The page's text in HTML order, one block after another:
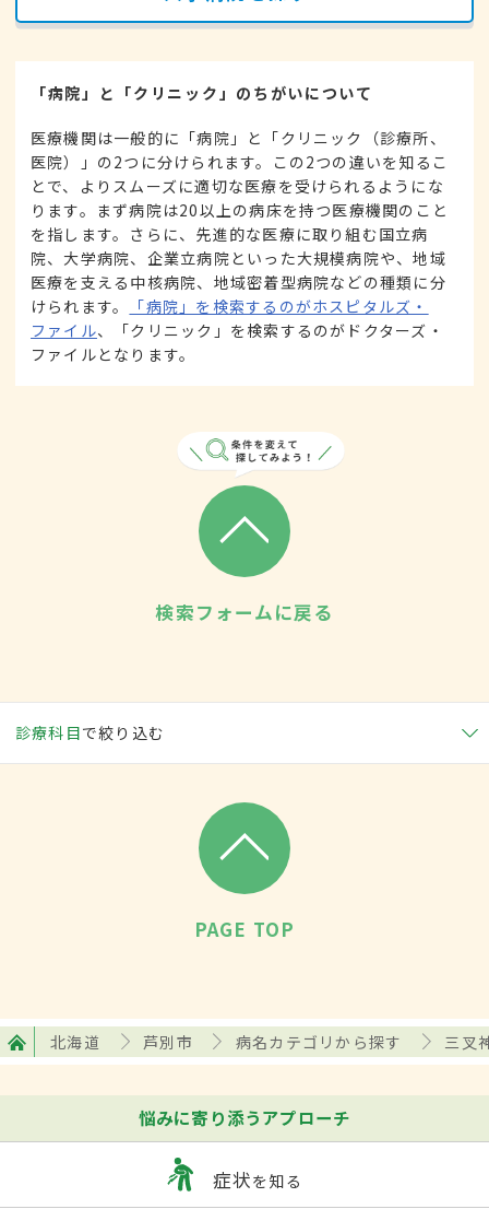
「病院」と「クリニック」のちがいについて
医療機関は一般的に「病院」と「クリニック（診療所、
医院）」の2つに分けられます。この2つの違いを知るこ
とで、よりスムーズに適切な医療を受けられるようにな
ります。まず病院は20以上の病床を持つ医療機関のこと
を指します。さらに、先進的な医療に取り組む国立病
院、大学病院、企業立病院といった大規模病院や、地域
医療を支える中核病院、地域密着型病院などの種類に分
けられます。
「病院」を検索するのがホスピタルズ・
ファイル、「クリニック」を検索するのがドクターズ・
ファイルとなります。
検索フォームに戻る
診療科目で絞り込む
PAGE TOP
北海道 芦別市 病名カテゴリから探す 三叉
悩みに寄り添うアプローチ
症状を知る